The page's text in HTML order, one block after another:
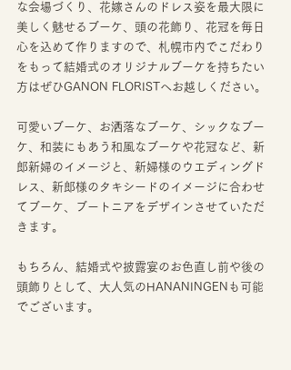
な会場づくり、花嫁さんのドレス姿を最大限に
美しく魅せるブーケ、頭の花飾り、花冠を毎日
心を込めて作りますので、札幌市内でこだわり
をもって結婚式のオリジナルブーケを持ちたい
方はぜひGANON FLORISTへお越しください。
可愛いブーケ、お洒落なブーケ、シックなブー
ケ、和装にもあう和風なブーケや花冠など、新
郎新婦のイメージと、新婦様のウエディングド
レス、新郎様のタキシードのイメージに合わせ
てブーケ、ブートニアをデザインさせていただ
きます。
もちろん、結婚式や披露宴のお色直し前や後の
頭飾りとして、大人気のHANANINGENも可能
でございます。